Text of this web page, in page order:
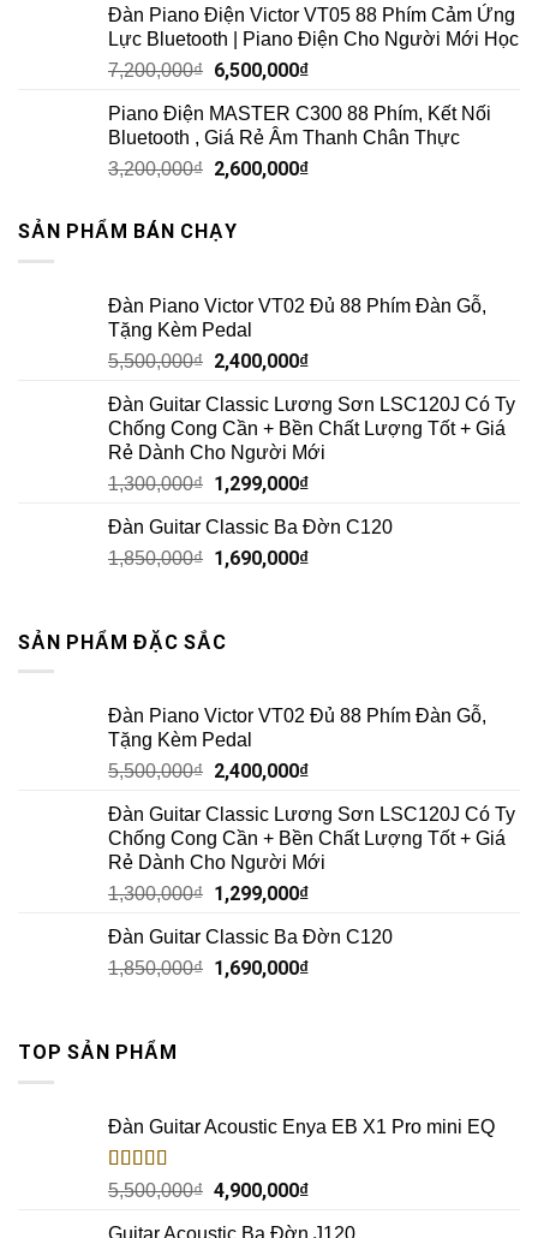
Đàn Piano Điện Victor VT05 88 Phím Cảm Ứng
Lực Bluetooth | Piano Điện Cho Người Mới Học
7,200,000₫ 6,500,000₫
Piano Điện MASTER C300 88 Phím, Kết Nối
Bluetooth , Giá Rẻ Âm Thanh Chân Thực
3,200,000₫ 2,600,000₫
SẢN PHẨM BÁN CHẠY
Đàn Piano Victor VT02 Đủ 88 Phím Đàn Gỗ,
Tặng Kèm Pedal
5,500,000₫ 2,400,000₫
Đàn Guitar Classic Lương Sơn LSC120J Có Ty
Chống Cong Cần + Bền Chất Lượng Tốt + Giá
Rẻ Dành Cho Người Mới
1,300,000₫ 1,299,000₫
Đàn Guitar Classic Ba Đờn C120
1,850,000₫ 1,690,000₫
SẢN PHẨM ĐẶC SẮC
Đàn Piano Victor VT02 Đủ 88 Phím Đàn Gỗ,
Tặng Kèm Pedal
5,500,000₫ 2,400,000₫
Đàn Guitar Classic Lương Sơn LSC120J Có Ty
Chống Cong Cần + Bền Chất Lượng Tốt + Giá
Rẻ Dành Cho Người Mới
1,300,000₫ 1,299,000₫
Đàn Guitar Classic Ba Đờn C120
1,850,000₫ 1,690,000₫
TOP SẢN PHẨM
Đàn Guitar Acoustic Enya EB X1 Pro mini EQ
Rated5.00
out of 5
5,500,000₫ 4,900,000₫
Guitar Acoustic Ba Đờn J120